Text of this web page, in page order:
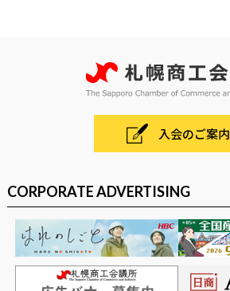
入会のご案内
CORPORATE ADVERTISING